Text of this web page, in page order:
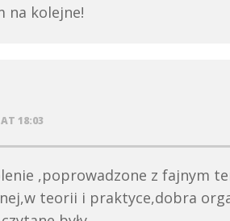
na kolejne!
18:03
,poprowadzone z fajnym
teorii i praktyce,dobra